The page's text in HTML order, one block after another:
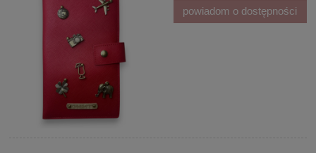
powiadom o dostępności